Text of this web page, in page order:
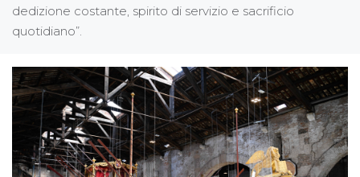
dedizione costante, spirito di servizio e sacrificio
quotidiano”.